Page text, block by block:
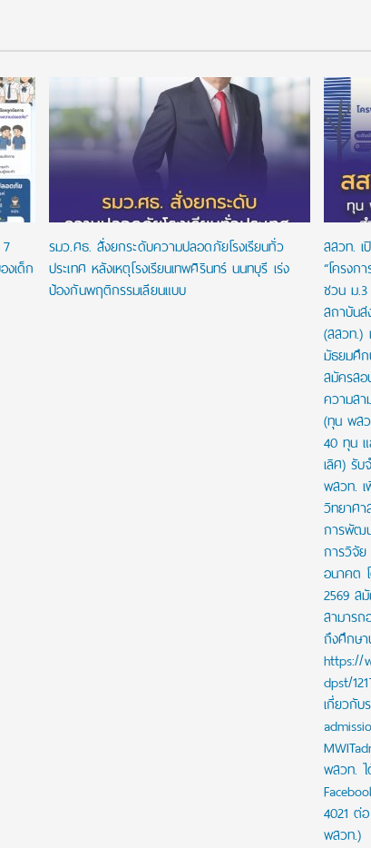
งเด็ก
รมว.ศธ. สั่งยกระดับความปลอดภัยโรงเรียนทั่ว
ประเทศ หลังเหตุโรงเรียนเทพศิรินทร์ นนทบุรี เร่ง
ป้องกันพฤติกรรมเลียนแบบ
สสวท.
“โครงก
ชวน ม.3
สถาบันส่
(สสวท.)
มัธยมศึ
สมัครส
ความสา
(ทุน พส
40 ทุน แ
เลิศ) รับ
พสวท. เ
วิทยาศ
การพัฒ
การวิจั
อนาคต
2569 ส
สามาร
ถึงศึกษา
https://
dpst/
เกี่ยวกับ
พสวท. ไ
4021 ต่
พสวท.)